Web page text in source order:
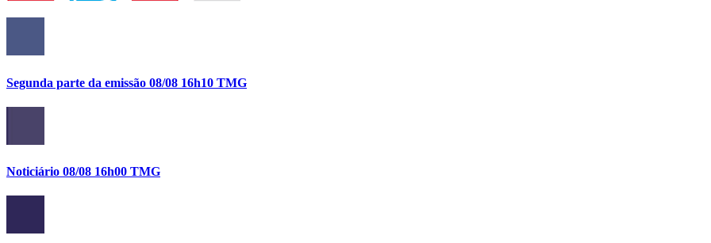
Segunda parte da emissão 08/08 16h10 TMG
Noticiário 08/08 16h00 TMG